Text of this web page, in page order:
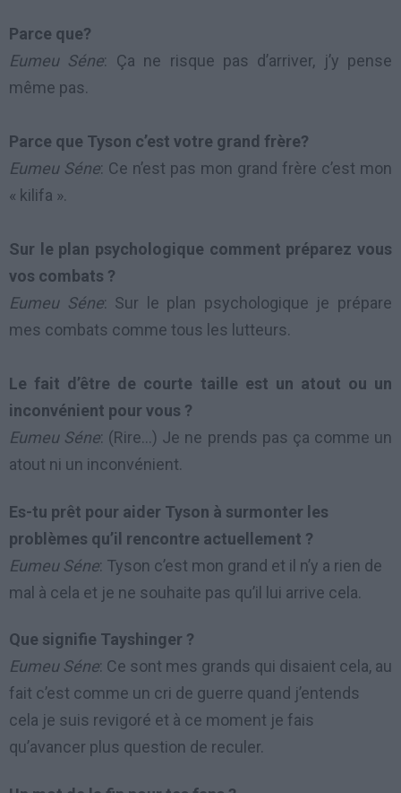
Parce que?
Eumeu Séne: Ça ne risque pas d’arriver, j’y pense
même pas.
Parce que Tyson c’est votre grand frère?
Eumeu Séne: Ce n’est pas mon grand frère c’est mon
« kilifa ».
Sur le plan psychologique comment préparez vous
vos combats ?
Eumeu Séne: Sur le plan psychologique je prépare
mes combats comme tous les lutteurs.
Le fait d’être de courte taille est un atout ou un
inconvénient pour vous ?
Eumeu Séne: (Rire…) Je ne prends pas ça comme un
atout ni un inconvénient.
Es-tu prêt pour aider Tyson à surmonter les
problèmes qu’il rencontre actuellement ?
Eumeu Séne: Tyson c’est mon grand et il n’y a rien de
mal à cela et je ne souhaite pas qu’il lui arrive cela.
Que signifie Tayshinger ?
Eumeu Séne: Ce sont mes grands qui disaient cela, au
fait c’est comme un cri de guerre quand j’entends
cela je suis revigoré et à ce moment je fais
qu’avancer plus question de reculer.